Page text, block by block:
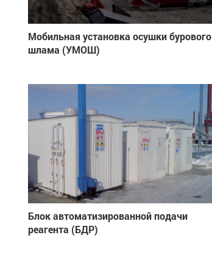
Мобильная установка осушки бурового
шлама (УМОШ)
Блок автоматизированной подачи
реагента (БДР)